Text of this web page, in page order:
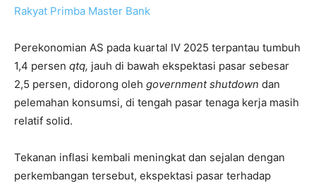
Rakyat Primba Master Bank
Perekonomian AS pada kuartal IV 2025 terpantau tumbuh
1,4 persen qtq, jauh di bawah ekspektasi pasar sebesar
2,5 persen, didorong oleh government shutdown dan
pelemahan konsumsi, di tengah pasar tenaga kerja masih
relatif solid.
Tekanan inflasi kembali meningkat dan sejalan dengan
perkembangan tersebut, ekspektasi pasar terhadap